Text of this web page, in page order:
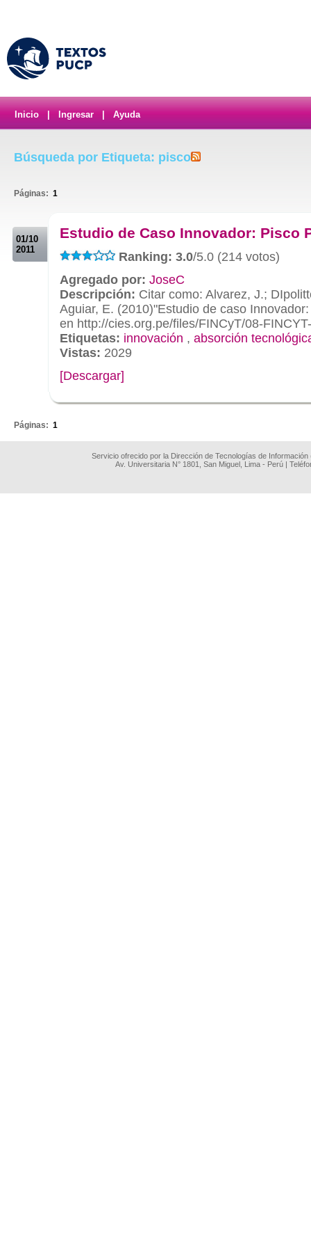
Inicio Ingresar Ayuda
Búsqueda por Etiqueta: pisco
Páginas: 1
01/10
2011
Estudio de Caso Innovador: Pisco
Ranking: 3.0/5.0 (214 votos)
Agregado por: JoseC
Descripción: Citar como: Alvarez, J.;
Aguiar, E. (2010)"Estudio de caso
en http://cies.org.pe/files/FINCyT/08-
Etiquetas: innovación , absorción
Vistas: 2029
[Descargar]
Páginas: 1
Servicio ofrecido por la Dirección de Tecnologías de
Av. Universitaria N° 1801, San Miguel, Lima - Perú |